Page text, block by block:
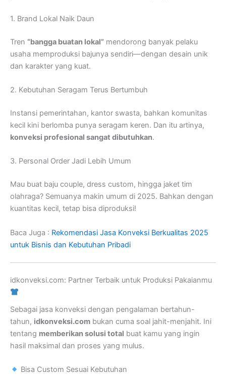
1. Brand Lokal Naik Daun
Tren “bangga buatan lokal” mendorong banyak pelaku
usaha memproduksi bajunya sendiri—dengan desain unik
dan karakter yang kuat.
2. Kebutuhan Seragam Terus Bertumbuh
Instansi pemerintahan, kantor swasta, bahkan komunitas
kecil kini berlomba punya seragam keren. Dan itu artinya,
konveksi profesional sangat dibutuhkan.
3. Personal Order Jadi Lebih Umum
Mau buat baju couple, dress custom, hingga jaket tim
olahraga? Semuanya makin umum di 2025. Bahkan dengan
kuantitas kecil, tetap bisa diproduksi!
Baca Juga : Rekomendasi Jasa Konveksi Berkualitas 2025
untuk Bisnis dan Kebutuhan Pribadi
idkonveksi.com: Partner Terbaik untuk Produksi Pakaianmu
Sebagai jasa konveksi dengan pengalaman bertahun-
tahun, idkonveksi.com bukan cuma soal jahit-menjahit. Ini
tentang memberikan solusi total buat kamu yang ingin
hasil maksimal dan proses yang mulus.
Bisa Custom Sesuai Kebutuhan